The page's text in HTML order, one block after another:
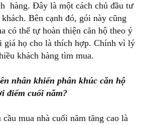
hàng. Đây là một cách chủ đầu tư
Bên cạnh đó, gói này cũng
có thể tự hoàn thiện căn hộ theo ý
giá họ cho là thích hợp. Chính vì lý
khách hàng tìm mua.
nhân khiến phân khúc căn hộ
điểm cuối năm?
mua nhà cuối năm tăng cao là